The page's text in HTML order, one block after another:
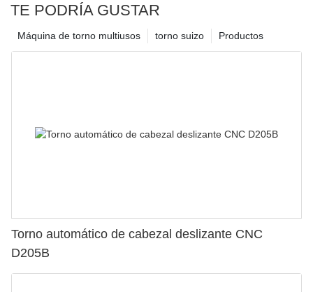
TE PODRÍA GUSTAR
Productos
torno suizo
Máquina de torno multiusos
Torno automático de cabezal deslizante CNC
D205B